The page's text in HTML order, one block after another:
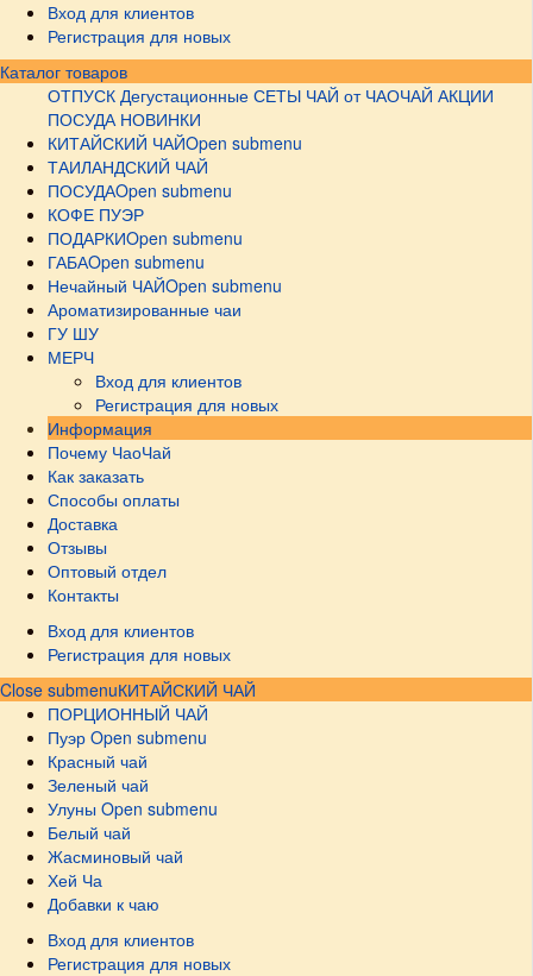
Вход для клиентов
Регистрация для новых
Каталог товаров
ОТПУСК Дегустационные СЕТЫ ЧАЙ от ЧАОЧАЙ АКЦИИ
ПОСУДА НОВИНКИ
КИТАЙСКИЙ ЧАЙOpen submenu
ТАИЛАНДСКИЙ ЧАЙ
ПОСУДАOpen submenu
КОФЕ ПУЭР
ПОДАРКИOpen submenu
ГАБАOpen submenu
Нечайный ЧАЙOpen submenu
Ароматизированные чаи
ГУ ШУ
МЕРЧ
Вход для клиентов
Регистрация для новых
Информация
Почему ЧаоЧай
Как заказать
Способы оплаты
Доставка
Отзывы
Оптовый отдел
Контакты
Вход для клиентов
Регистрация для новых
Close submenuКИТАЙСКИЙ ЧАЙ
ПОРЦИОННЫЙ ЧАЙ
Пуэр Open submenu
Красный чай
Зеленый чай
Улуны Open submenu
Белый чай
Жасминовый чай
Хей Ча
Добавки к чаю
Вход для клиентов
Регистрация для новых